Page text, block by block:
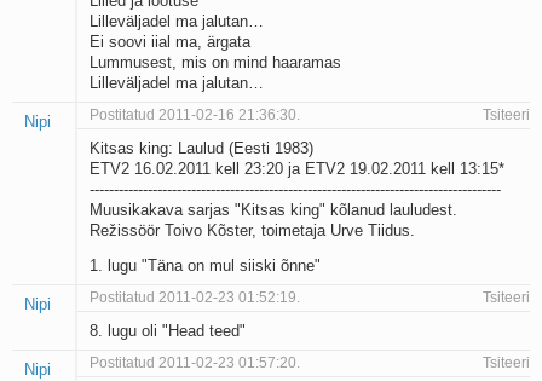
Lilleväljadel ma jalutan…
Ei soovi iial ma, ärgata
Lummusest, mis on mind haaramas
Lilleväljadel ma jalutan…
Nipi Postitatud 2011-02-16 21:36:30. Tsiteeri
Kitsas king: Laulud (Eesti 1983)
ETV2 16.02.2011 kell 23:20 ja ETV2 19.02.2011 kell 13:15*
-------------------------------------------------------------------------------------
Muusikakava sarjas "Kitsas king" kõlanud lauludest.
Režissöör Toivo Kõster, toimetaja Urve Tiidus.
1. lugu "Täna on mul siiski õnne"
Nipi Postitatud 2011-02-23 01:52:19. Tsiteeri
8. lugu oli "Head teed"
Nipi Postitatud 2011-02-23 01:57:20. Tsiteeri